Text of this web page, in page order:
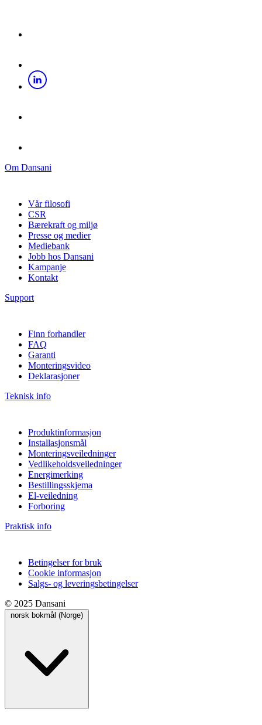
Om Dansani
Vår filosofi
CSR
Bærekraft og miljø
Presse og medier
Mediebank
Jobb hos Dansani
Kampanje
Kontakt
Support
Finn forhandler
FAQ
Garanti
Monteringsvideo
Deklarasjoner
Teknisk info
Produktinformasjon
Installasjonsmål
Monteringsveiledninger
Vedlikeholdsveiledninger
Energimerking
Bestillingsskjema
El-veiledning
Forboring
Praktisk info
Betingelser for bruk
Cookie informasjon
Salgs- og leveringsbetingelser
© 2025 Dansani
norsk bokmål (Norge)